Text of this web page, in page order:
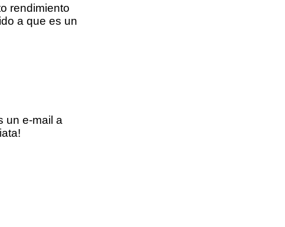
rendimiento
a que es un
un e-mail a